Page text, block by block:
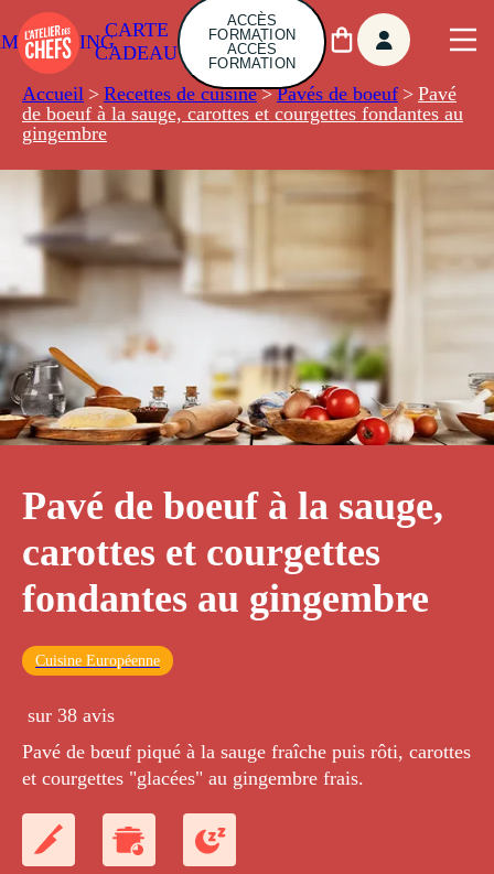
CARTE
CADEAU
ACCÈS
FORMATION
ACCÈS
FORMATION
Accueil > Recettes de cuisine > Pavés de boeuf > Pavé
de boeuf à la sauge, carottes et courgettes fondantes au
gingembre
Pavé de boeuf à la sauge,
carottes et courgettes
fondantes au gingembre
Cuisine Européenne
sur 38 avis
Pavé de bœuf piqué à la sauge fraîche puis rôti, carottes
et courgettes "glacées" au gingembre frais.